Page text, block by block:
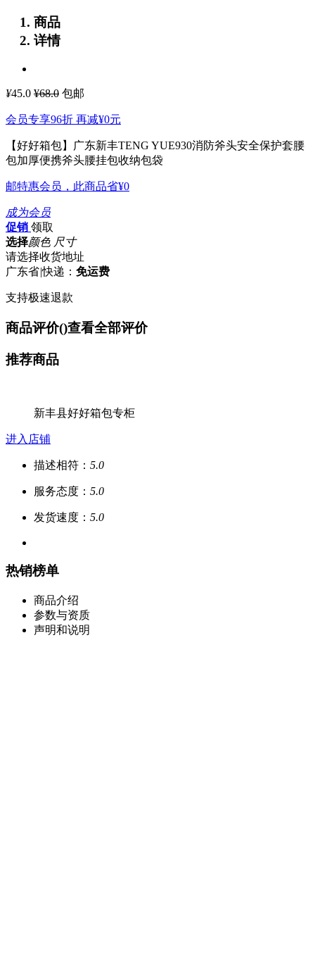
商品
详情
¥45.0 ¥68.0 包邮
会员专享96折 再减¥0元
【好好箱包】广东新丰TENG YUE930消防斧头安全保护套腰
包加厚便携斧头腰挂包收纳包袋
邮特惠会员，此商品省¥0
成为会员
促销 领取
选择颜色 尺寸
请选择收货地址
广东省|快递： 免运费
支持极速退款
商品评价()查看全部评价
推荐商品
新丰县好好箱包专柜
进入店铺
描述相符： 5.0
服务态度： 5.0
发货速度： 5.0
热销榜单
商品介绍
参数与资质
声明和说明